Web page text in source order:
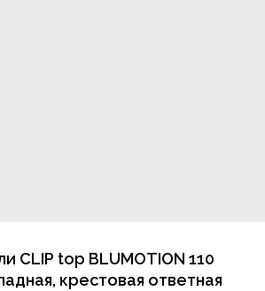
CLIP top BLUMOTION 110
крестовая ответная